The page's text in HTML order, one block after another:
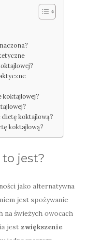
koktajlowej?
dietę koktajlową?
koktajlową?
jest?
jako alternatywna
jest spożywanie
na świeżych owocach
jest zwiększenie